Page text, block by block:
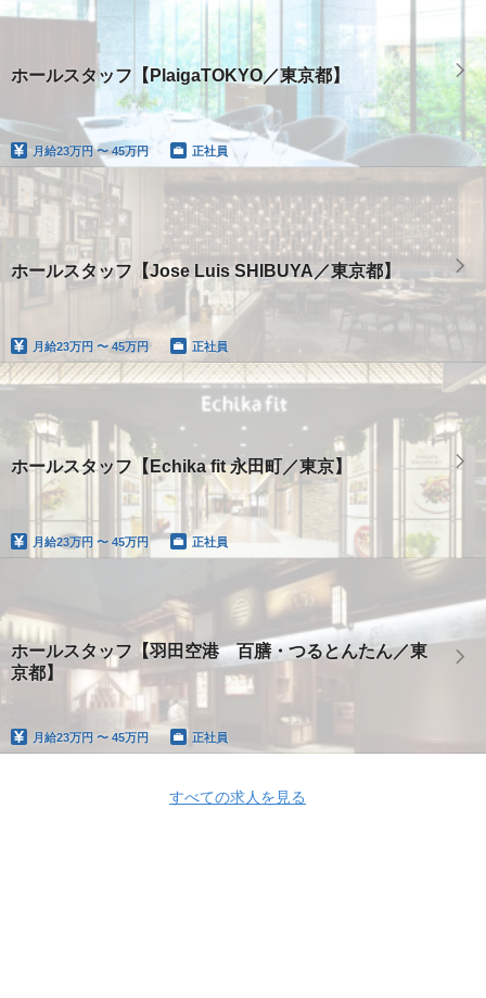
ホールスタッフ【PlaigaTOKYO／東京都】
月給23万円 〜 45万円 正社員
ホールスタッフ【Jose Luis SHIBUYA／東京都】
月給23万円 〜 45万円 正社員
ホールスタッフ【Echika fit 永田町／東京】
月給23万円 〜 45万円 正社員
ホールスタッフ【羽田空港 百膳・つるとんたん／東
京都】
月給23万円 〜 45万円 正社員
すべての求人を見る